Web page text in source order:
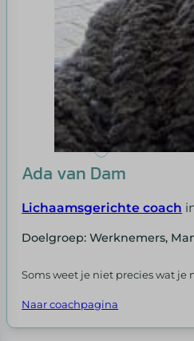
Ada van Dam
Lichaamsgerichte coach
Doelgroep: Werknemers,
Soms weet je niet precies wat
Naar coachpagina